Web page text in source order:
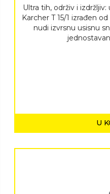
Ultra tih, održiv i
Karcher T 15/1 izrađen
nudi izvrsnu usisnu
U